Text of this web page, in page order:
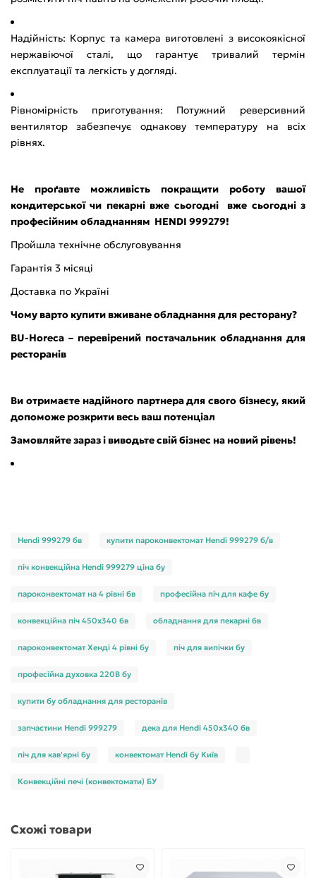
Надійність: Корпус та камера виготовлені з високоякісної
нержавіючої сталі, що гарантує тривалий термін
експлуатації та легкість у догляді.
Рівномірність приготування: Потужний реверсивний
вентилятор забезпечує однакову температуру на всіх
рівнях.
Не проґавте можливість покращити роботу вашої
кондитерської чи пекарні вже сьогодні вже сьогодні з
професійним обладнанням HENDI 999279!
Пройшла технічне обслуговування
Гарантія 3 місяці
Доставка по Україні
Чому варто купити вживане обладнання для ресторану?
BU-Horeca – перевірений постачальник обладнання для
ресторанів
Ви отримаєте надійного партнера для свого бізнесу, який
допоможе розкрити весь ваш потенціал
Замовляйте зараз і виводьте свій бізнес на новий рівень!
Hendi 999279 бв купити пароконвектомат Hendi 999279 б/в
піч конвекційна Hendi 999279 ціна бу
пароконвектомат на 4 рівні бв професійна піч для кафе бу
конвекційна піч 450х340 бв обладнання для пекарні бв
пароконвектомат Хенді 4 рівні бу піч для випічки бу
професійна духовка 220В бу
купити бу обладнання для ресторанів
запчастини Hendi 999279 дека для Hendi 450x340 бв
піч для кав'ярні бу конвектомат Hendi бу Київ
Конвекційні печі (конвектомати) БУ
Схожі товари